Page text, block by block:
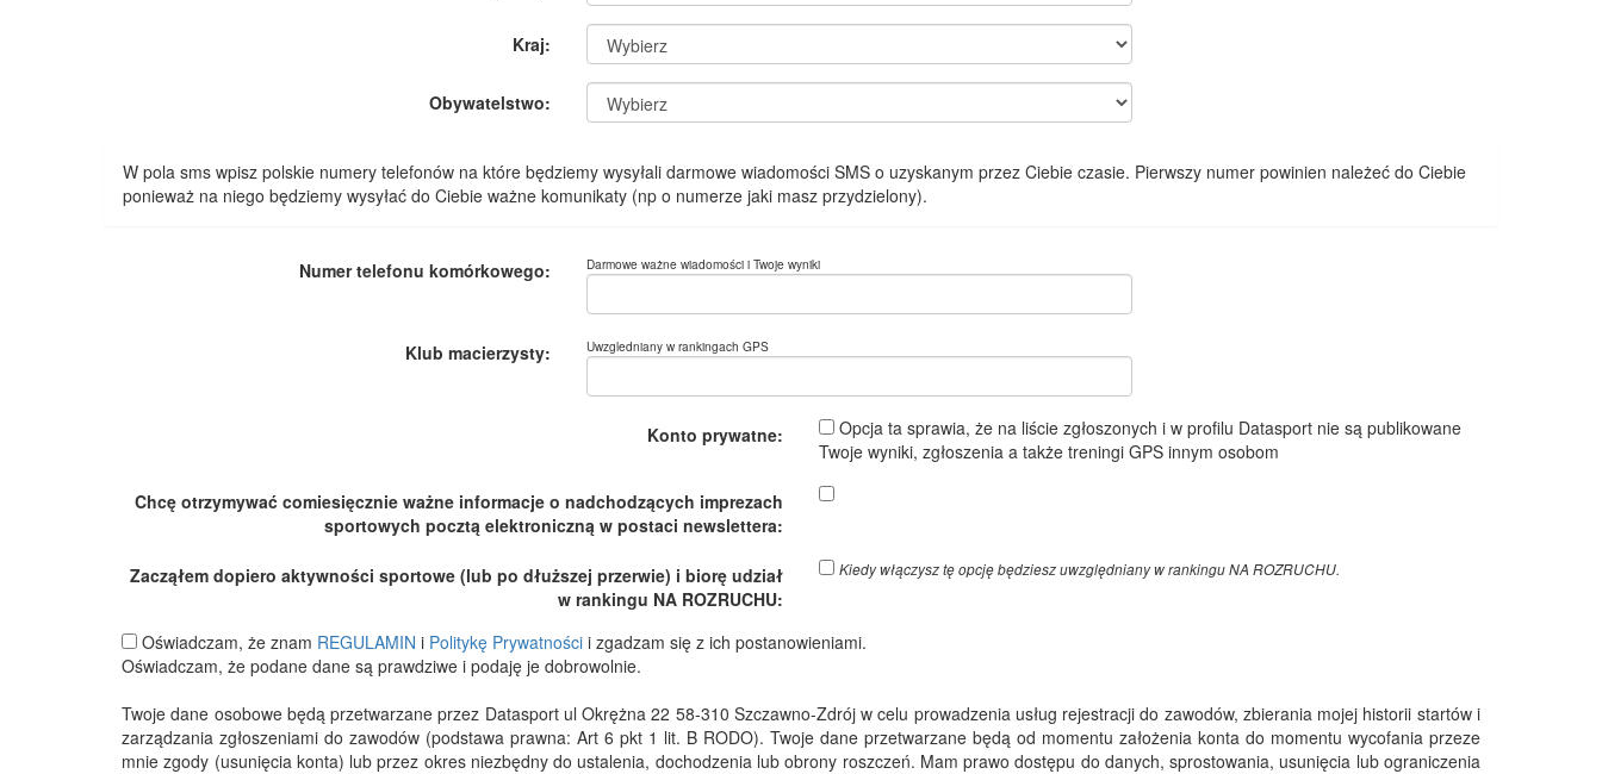
Kraj:
Obywatelstwo:
W pola sms wpisz polskie numery telefonów na które będziemy wysyłali darmowe wiadomości SMS o uzyskanym przez Ciebie czasie. Pierwszy numer powinien należeć do Ciebie
ponieważ na niego będziemy wysyłać do Ciebie ważne komunikaty (np o numerze jaki masz przydzielony).
Numer telefonu komórkowego: Darmowe ważne wiadomości i Twoje wyniki
Klub macierzysty: Uwzgledniany w rankingach GPS
Konto prywatne:
Opcja ta sprawia, że na liście zgłoszonych i w profilu Datasport nie są publikowane
Twoje wyniki, zgłoszenia a także treningi GPS innym osobom
Chcę otrzymywać comiesięcznie ważne informacje o nadchodzących imprezach
sportowych pocztą elektroniczną w postaci newslettera:
Zacząłem dopiero aktywności sportowe (lub po dłuższej przerwie) i biorę udział
w rankingu NA ROZRUCHU:
Kiedy włączysz tę opcję będziesz uwzględniany w rankingu NA ROZRUCHU.
Oświadczam, że znam REGULAMIN i Politykę Prywatności i zgadzam się z ich postanowieniami.
Oświadczam, że podane dane są prawdziwe i podaję je dobrowolnie.
Twoje dane osobowe będą przetwarzane przez Datasport ul Okrężna 22 58-310 Szczawno-Zdrój w celu prowadzenia usług rejestracji do zawodów, zbierania mojej historii startów i
zarządzania zgłoszeniami do zawodów (podstawa prawna: Art 6 pkt 1 lit. B RODO). Twoje dane przetwarzane będą od momentu założenia konta do momentu wycofania przeze
mnie zgody (usunięcia konta) lub przez okres niezbędny do ustalenia, dochodzenia lub obrony roszczeń. Mam prawo dostępu do danych, sprostowania, usunięcia lub ograniczenia